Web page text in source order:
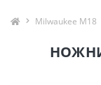
Milwaukee M18